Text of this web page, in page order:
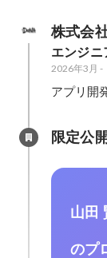
株式会
エンジニ
2026年3月 -
アプリ開
限定公
山田
のプ